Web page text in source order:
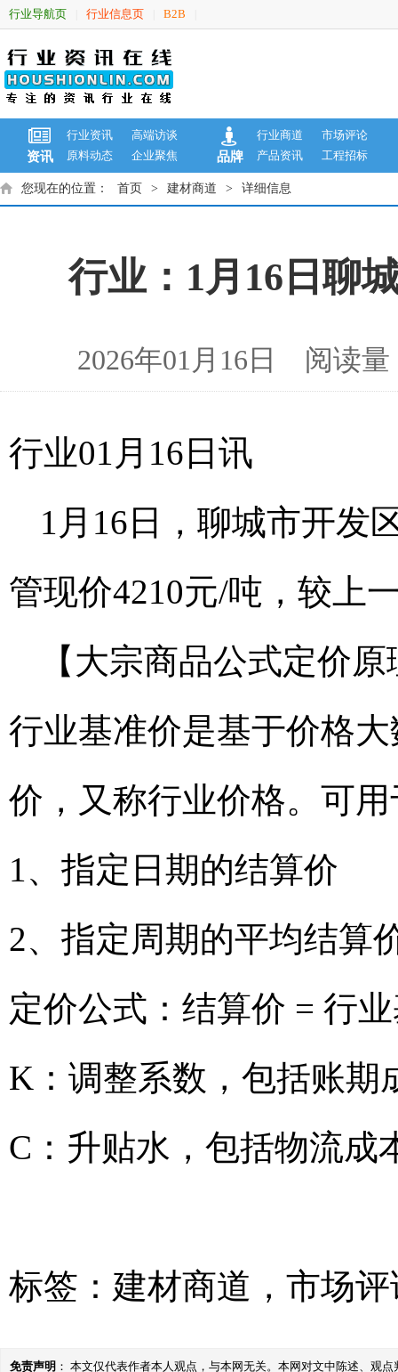
行业导航页 行业信息页 B2B
资讯
行业资讯
高端访谈
原料动态
企业聚焦 品牌
行业商道
市场评论
产品资讯
工程招标
您现在的位置： 首页 > 建材商道 > 详细信息
行业：1月16日聊
2026年01月16日 阅读
行业01月16日讯
1月16日，聊城市开发
管现价4210元/吨，较上
【大宗商品公式定价
行业基准价是基于价格
价，又称行业价格。可
1、指定日期的结算价
2、指定周期的平均结算
定价公式：结算价 = 行
K：调整系数，包括账期
C：升贴水，包括物流成
标签： 建材商道 ， 市场评
免责声明 ： 本文仅代表作者本人观点，与本网无关。本网对文中陈述、观